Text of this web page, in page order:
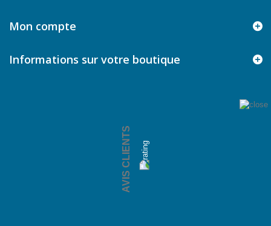
Mon compte
Informations sur votre boutique
AVIS CLIENTS